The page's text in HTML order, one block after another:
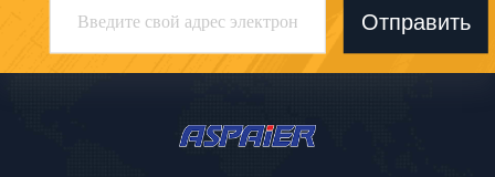
Отправить